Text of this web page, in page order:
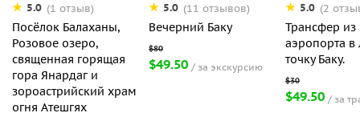
5.0 (1 отзыв)
Посёлок Балаханы,
Розовое озеро,
священная горящая
гора Янардаг и
зороастрийский храм
огня Атешгях
5.0 (11 отзывов)
Вечерний Баку
$49.50 за экскурсию
5.0 (2
Трансфер из
аэропорта
точку Баку.
$49.50 за